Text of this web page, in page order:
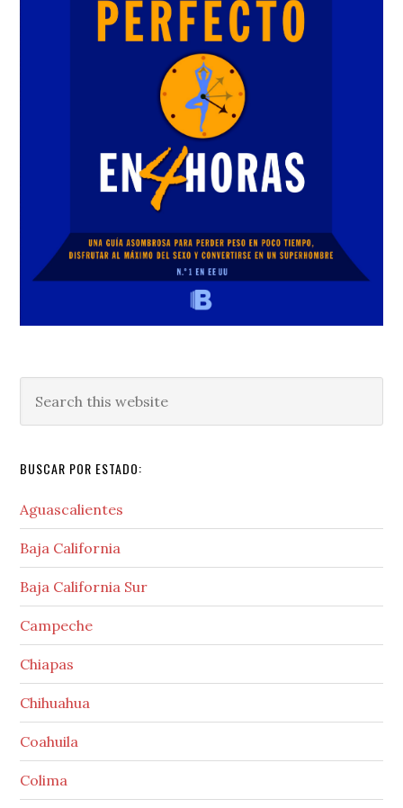
this
BUSCAR POR ESTADO:
Aguascalientes
Baja California
Baja California Sur
Campeche
Chiapas
Chihuahua
Coahuila
Colima